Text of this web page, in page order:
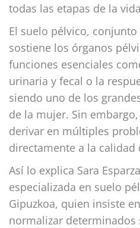
todas las etapas de la vida
El suelo pélvico,
sostiene los órganos
funciones esenciales
urinaria y fecal o la
siendo uno de los
de la mujer. Sin
derivar en múltiples
directamente a la calidad
Así lo explica Sara
especializada en suelo
Gipuzkoa, quien insiste
normalizar determinados